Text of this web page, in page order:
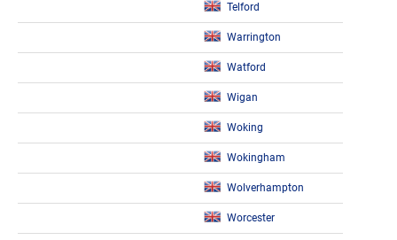
Telford
Warrington
Watford
Wigan
Woking
Wokingham
Wolverhampton
Worcester